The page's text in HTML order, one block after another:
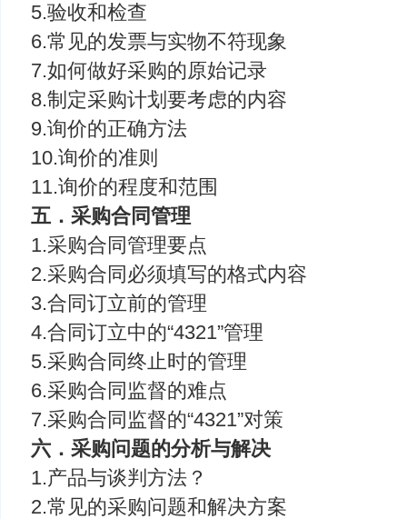
5.验收和检查
6.常见的发票与实物不符现象
7.如何做好采购的原始记录
8.制定采购计划要考虑的内容
9.询价的正确方法
10.询价的准则
11.询价的程度和范围
五．采购合同管理
1.采购合同管理要点
2.采购合同必须填写的格式内容
3.合同订立前的管理
4.合同订立中的“4321”管理
5.采购合同终止时的管理
6.采购合同监督的难点
7.采购合同监督的“4321”对策
六．采购问题的分析与解决
1.产品与谈判方法？
2.常见的采购问题和解决方案